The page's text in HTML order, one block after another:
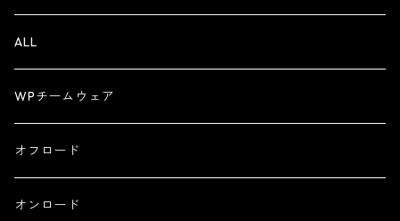
ALL
WPチームウェア
オフロード
オンロード